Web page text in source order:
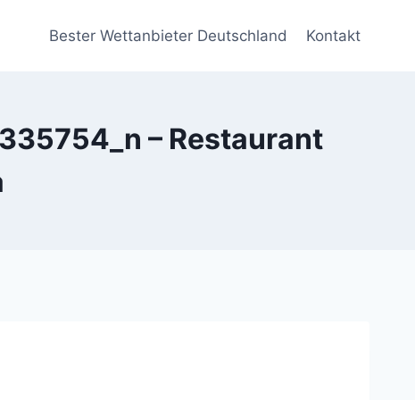
Bester Wettanbieter Deutschland Kontakt
– Restaurant